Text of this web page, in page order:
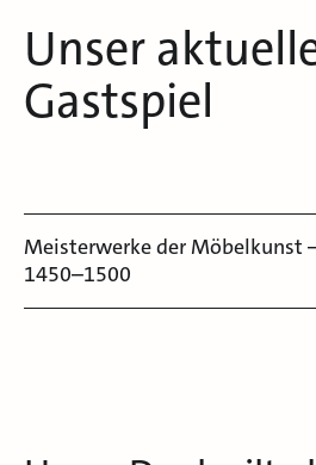
Unser
Gastspiel
Meisterwerke der Möbelkunst
1450–1500